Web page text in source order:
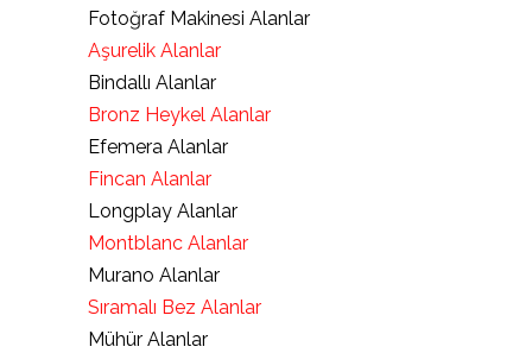
Fotoğraf Makinesi Alanlar
Aşurelik Alanlar
Bindallı Alanlar
Bronz Heykel Alanlar
Efemera Alanlar
Fincan Alanlar
Longplay Alanlar
Montblanc Alanlar
Murano Alanlar
Sıramalı Bez Alanlar
Mühür Alanlar